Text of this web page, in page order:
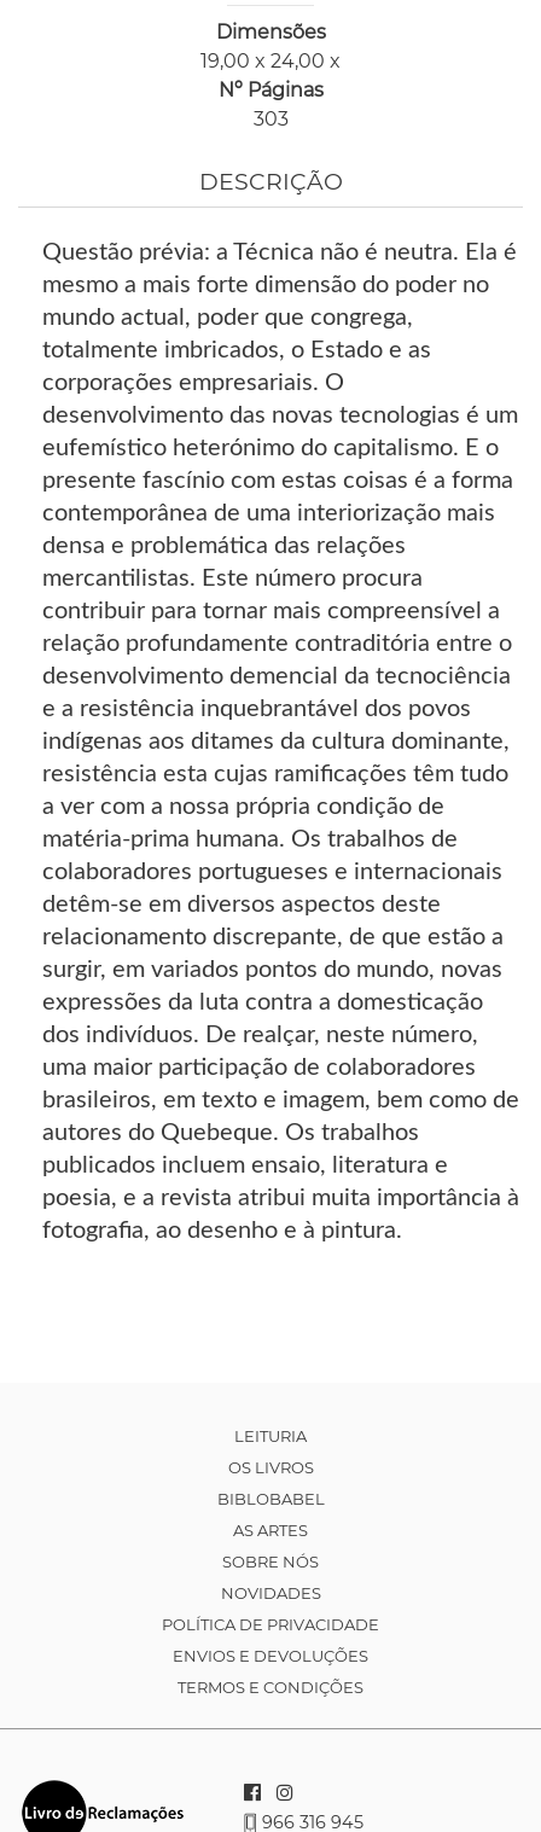
Dimensões
19,00 x 24,00 x
Nº Páginas
303
DESCRIÇÃO
Questão prévia: a Técnica não é neutra. Ela é
mesmo a mais forte dimensão do poder no
mundo actual, poder que congrega,
totalmente imbricados, o Estado e as
corporações empresariais. O
desenvolvimento das novas tecnologias é um
eufemístico heterónimo do capitalismo. E o
presente fascínio com estas coisas é a forma
contemporânea de uma interiorização mais
densa e problemática das relações
mercantilistas. Este número procura
contribuir para tornar mais compreensível a
relação profundamente contraditória entre o
desenvolvimento demencial da tecnociência
e a resistência inquebrantável dos povos
indígenas aos ditames da cultura dominante,
resistência esta cujas ramificações têm tudo
a ver com a nossa própria condição de
matéria-prima humana. Os trabalhos de
colaboradores portugueses e internacionais
detêm-se em diversos aspectos deste
relacionamento discrepante, de que estão a
surgir, em variados pontos do mundo, novas
expressões da luta contra a domesticação
dos indivíduos. De realçar, neste número,
uma maior participação de colaboradores
brasileiros, em texto e imagem, bem como de
autores do Quebeque. Os trabalhos
publicados incluem ensaio, literatura e
poesia, e a revista atribui muita importância à
fotografia, ao desenho e à pintura.
LEITURIA
OS LIVROS
BIBLOBABEL
AS ARTES
SOBRE NÓS
NOVIDADES
POLÍTICA DE PRIVACIDADE
ENVIOS E DEVOLUÇÕES
TERMOS E CONDIÇÕES
966 316 945